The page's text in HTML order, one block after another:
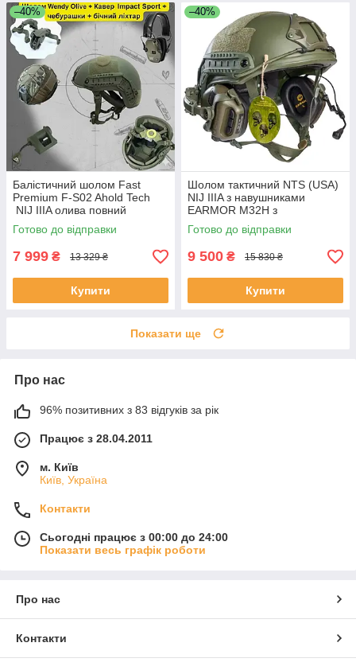
–40%
Балістичний шолом Fast
Premium F-S02 Ahold Teсh
NIJ IIIA олива повний
комплект Навушники Impact
Sport Бічний ліхтар S M-L L-
XL
Готово до відправки
7 999 ₴ 13 329 ₴
Купити
–40%
Шолом тактичний NTS (USA)
NIJ IIIA з навушниками
EARMOR M32H з
мікрофоном та чебурашки
Готово до відправки
9 500 ₴ 15 830 ₴
Купити
Показати ще
Про нас
96% позитивних з 83 відгуків за рік
Працює з 28.04.2011
м. Київ
Київ, Україна
Контакти
Сьогодні працює з 00:00 до 24:00
Показати весь графік роботи
Про нас
Контакти